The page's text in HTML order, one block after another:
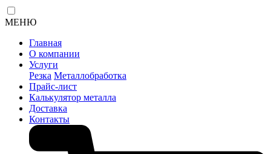
МЕНЮ
Главная
О компании
Услуги
Резка Металлобработка
Прайс-лист
Калькулятор металла
Доставка
Контакты